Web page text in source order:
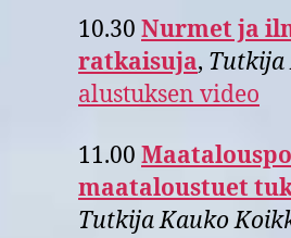
10.30 Nurmet ja
ratkaisuja, Tutkija
alustuksen video
11.00
maataloustuet
Tutkija Kauko